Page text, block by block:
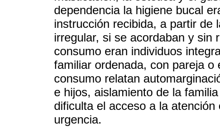
dependencia la higiene bucal
instrucción recibida, a partir de
irregular, si se acordaban y sin
consumo eran individuos
familiar ordenada, con pareja
consumo relatan
e hijos, aislamiento de la
dificulta el acceso a la
urgencia.